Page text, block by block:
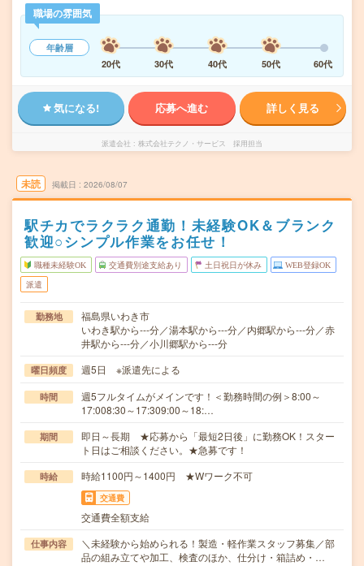
職場の雰囲気
年齢層
20代
30代 40代 50代 60代
気になる! 応募へ進む 詳しく見る
派遣会社 株式会社テクノ・サービス 採用担当
未読 掲載日 2026/08/07
駅チカでラクラク通勤！未経験OK＆ブランク
歓迎○シンプル作業をお任せ！
職種未経験OK 交通費別途支給あり 土日祝日が休み WEB登録OK
派遣
勤務地
福島県いわき市
いわき駅から---分／湯本駅から---分／内郷駅から---分／赤
井駅から---分／小川郷駅から---分
曜日頻度 週5日 ※派遣先による
時間
週5フルタイムがメインです！＜勤務時間の例＞8:00～
17:008:30～17:309:00～18:…
期間
即日～長期 ★応募から「最短2日後」に勤務OK！スター
ト日はご相談ください。★急募です！
時給 時給1100円～1400円 ★Wワーク不可
交通費
交通費全額支給
仕事内容
＼未経験から始められる！製造・軽作業スタッフ募集／部
品の組み立てや加工、検査のほか、仕分け・箱詰め・…